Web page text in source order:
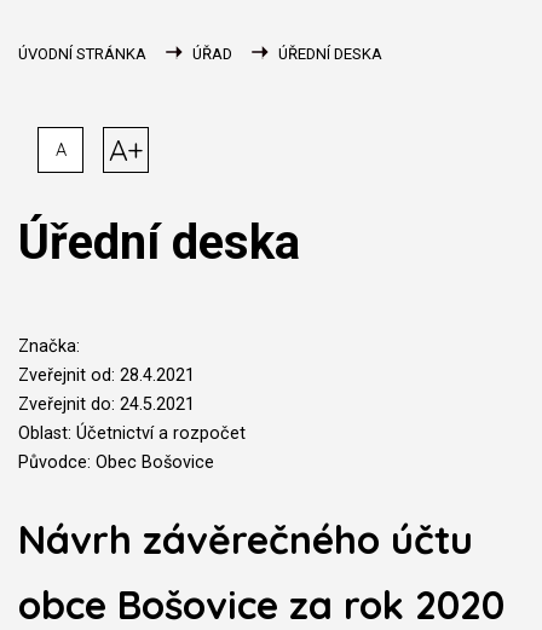
ÚVODNÍ STRÁNKA ÚŘAD ÚŘEDNÍ DESKA
A A+
Úřední deska
Značka:
Zveřejnit od: 28.4.2021
Zveřejnit do: 24.5.2021
Oblast: Účetnictví a rozpočet
Původce: Obec Bošovice
Návrh závěrečného účtu
obce Bošovice za rok 2020